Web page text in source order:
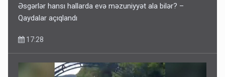
Əsgərlər hansı hallarda evə məzuniyyət ala bilər? –
Qaydalar açıqlandı
17:28